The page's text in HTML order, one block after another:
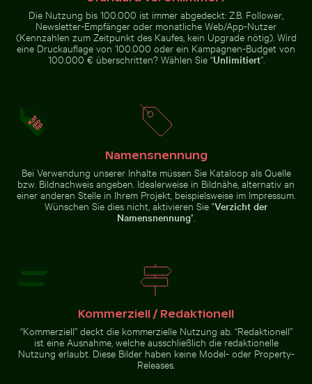
gegen einen
bunten
Sonnenuntergang
Holzschlitten auf Schnee mit ziehender Person
Holzschlitten auf Schnee mit
ziehender Person
Sandweg zur Insel Ko Nui
Sandweg zur Insel Ko Nui
Frische Tomaten tauchen ins Wasser
Historisches Gebäude mit
Gebäude mit
Turm im
Winter
Bunter Blumenstrauß
Zur Stock-Kollektion
Die Nutzung bis 100.000 ist immer abgedeckt: Z.B. Follower,
Newsletter-Empfänger oder monatliche Web/App-Nutzer
(Kennzahlen zum Zeitpunkt des Kaufes, kein Upgrade nötig). Wird
eine Druckauflage von 100.000 oder ein Kampagnen-Budget von
100.000 € überschritten? Wählen Sie “Unlimitiert”.
Namensnennung
Bei Verwendung unserer Inhalte müssen Sie Kataloop als Quelle
bzw. Bildnachweis angeben. Idealerweise in Bildnähe, alternativ an
einer anderen Stelle in Ihrem Projekt, beispielsweise im Impressum.
Wünschen Sie dies nicht, aktivieren Sie "Verzicht der
Namensnennung".
Kommerziell / Redaktionell
“Kommerziell” deckt die kommerzielle Nutzung ab. “Redaktionell”
ist eine Ausnahme, welche ausschließlich die redaktionelle
Nutzung erlaubt. Diese Bilder haben keine Model- oder Property-
Releases.